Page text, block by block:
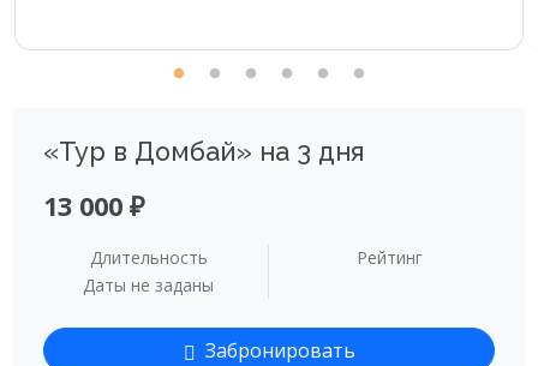
«Тур в Домбай» на 3 дня
13 000 ₽
Длительность
Даты не заданы
Рейтинг
Забронировать